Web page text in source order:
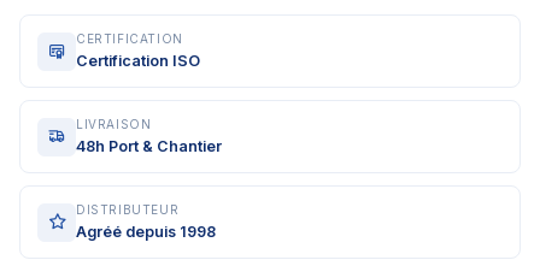
CERTIFICATION
Certification ISO
LIVRAISON
48h Port & Chantier
DISTRIBUTEUR
Agréé depuis 1998